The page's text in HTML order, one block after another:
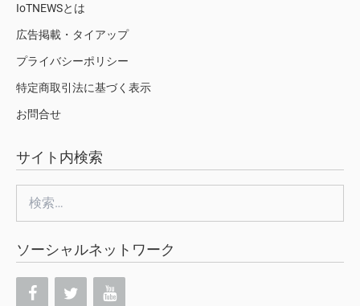
IoTNEWSとは
広告掲載・タイアップ
プライバシーポリシー
特定商取引法に基づく表示
お問合せ
サイト内検索
ソーシャルネットワーク